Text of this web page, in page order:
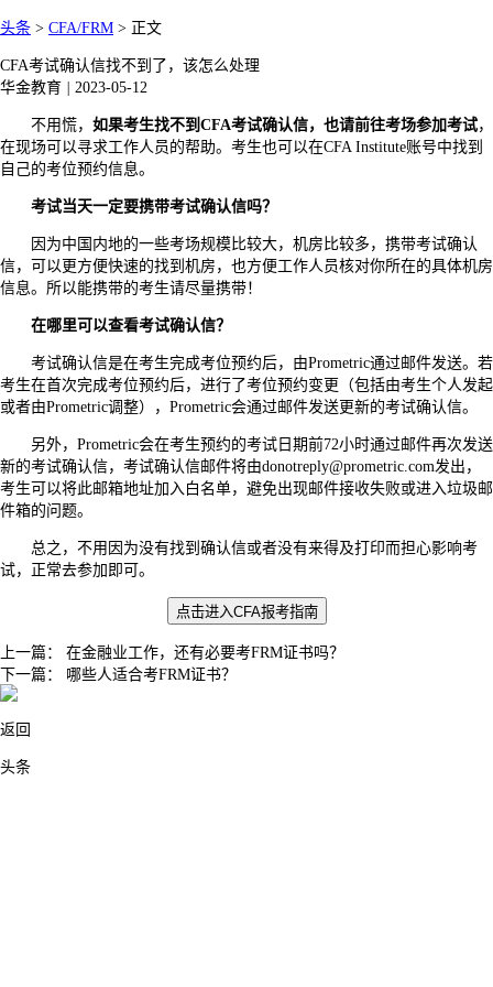
头条 > CFA/FRM > 正文
CFA考试确认信找不到了，该怎么处理
华金教育
2023-05-12
不用慌， 如果考生找不到CFA考试确认信，也请前往考场参加考试，
在现场可以寻求工作人员的帮助。考生也可以在CFA Institute账号中找到
自己的考位预约信息。
考试当天一定要携带考试确认信吗？
因为中国内地的一些考场规模比较大，机房比较多，携带考试确认
信，可以更方便快速的找到机房，也方便工作人员核对你所在的具体机房
信息。所以能携带的考生请尽量携带！
在哪里可以查看考试确认信？
考试确认信是在考生完成考位预约后，由Prometric通过邮件发送。若
考生在首次完成考位预约后，进行了考位预约变更（包括由考生个人发起
或者由Prometric调整），Prometric会通过邮件发送更新的考试确认信。
另外，Prometric会在考生预约的考试日期前72小时通过邮件再次发送
新的考试确认信，考试确认信邮件将由donotreply@prometric.com发出，
考生可以将此邮箱地址加入白名单，避免出现邮件接收失败或进入垃圾邮
件箱的问题。
总之，不用因为没有找到确认信或者没有来得及打印而担心影响考
试，正常去参加即可。
点击进入CFA报考指南
上一篇： 在金融业工作，还有必要考FRM证书吗？
下一篇： 哪些人适合考FRM证书？
返回
头条